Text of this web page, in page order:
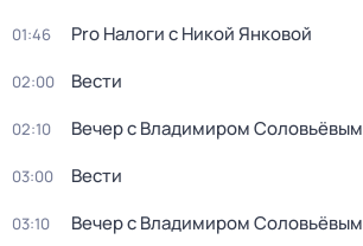
01:46 Pro Налоги с Никой Янковой
02:00 Вести
02:10 Вечер с Владимиром Соловьёвым
03:00 Вести
03:10 Вечер с Владимиром Соловьёвым